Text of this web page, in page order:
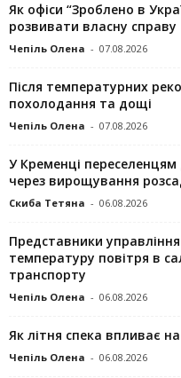
Як офіси “Зроблено в
розвивати власну справу
Чепіль Олена - 07.08.2026
Після температурних
похолодання та дощі
Чепіль Олена - 07.08.2026
У Кременці
через вирощування
Скиба Тетяна - 06.08.2026
Представники
температуру повітря в
транспорту
Чепіль Олена - 06.08.2026
Як літня спека впливає
Чепіль Олена - 06.08.2026